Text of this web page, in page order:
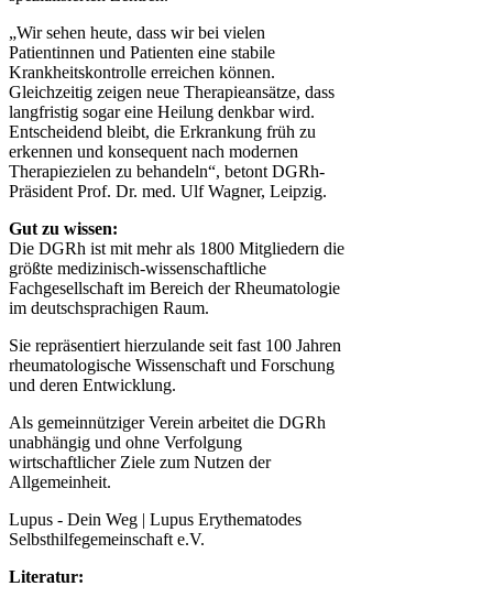
„Wir sehen heute, dass wir bei vielen
Patientinnen und Patienten eine stabile
Krankheitskontrolle erreichen können.
Gleichzeitig zeigen neue Therapieansätze, dass
langfristig sogar eine Heilung denkbar wird.
Entscheidend bleibt, die Erkrankung früh zu
erkennen und konsequent nach modernen
Therapiezielen zu behandeln“, betont DGRh-
Präsident Prof. Dr. med. Ulf Wagner, Leipzig.
Gut zu wissen:
Die DGRh ist mit mehr als 1800 Mitgliedern die
größte medizinisch-wissenschaftliche
Fachgesellschaft im Bereich der Rheumatologie
im deutschsprachigen Raum.
Sie repräsentiert hierzulande seit fast 100 Jahren
rheumatologische Wissenschaft und Forschung
und deren Entwicklung.
Als gemeinnütziger Verein arbeitet die DGRh
unabhängig und ohne Verfolgung
wirtschaftlicher Ziele zum Nutzen der
Allgemeinheit.
Lupus - Dein Weg | Lupus Erythematodes
Selbsthilfegemeinschaft e.V.
Literatur: